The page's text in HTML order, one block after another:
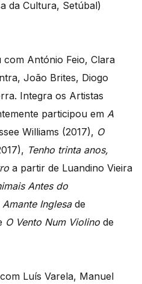
da Cultura, Setúbal)
com António Feio, Clara
João Brites, Diogo
Integra os Artistas
participou em A
Williams (2017), O
Tenho trinta anos,
a partir de Luandino Vieira
Antes do
Inglesade
O Vento Num Violino de
Luís Varela, Manuel